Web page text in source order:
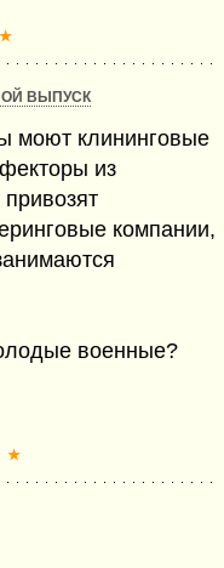
★
ВЫПУСК
моют клининговые
из
компании,
военные?
★